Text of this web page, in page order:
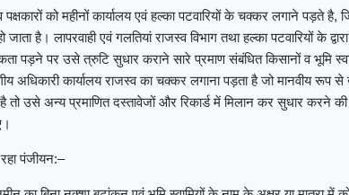
को महीनों कार्यालय एवं हल्का पटवारियों के चक्कर लगाने पड़ते है,
जाता है। लापरवाही एवं गलतियां राजस्व विभाग तथा हल्का पटवारियों के
पड़ने पर उसे त्रुटि सुधार कराने सारे प्रमाण संबंधित किसानों व भूमि
अधिकारी कार्यालय राजस्व का चक्कर लगाना पड़ता है जो मानवीय रूप
तो उसे अन्य प्रमाणित दस्तावेजों और रिकार्ड में मिलान कर सुधार करने की
पंजीयन:–